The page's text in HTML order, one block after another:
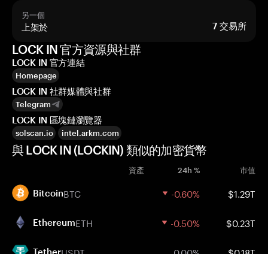
另一個
上架於 7 交易所
LOCK IN 官方資源與社群
LOCK IN 官方連結
Homepage
LOCK IN 社群媒體與社群
Telegram
LOCK IN 區塊鏈瀏覽器
solscan.io intel.arkm.com
與 LOCK IN (LOCKIN) 類似的加密貨幣
資產 24h % 市值
BitcoinBTC -0.60% $1.29T
EthereumETH -0.50% $0.23T
Tether